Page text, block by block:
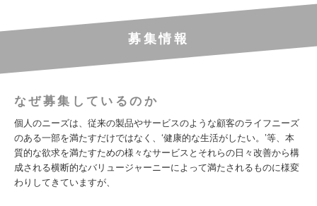
募集情報
なぜ募集しているのか
個人のニーズは、従来の製品やサービスのような顧客のライフニーズ
のある一部を満たすだけではなく、‘健康的な生活がしたい。’等、本
質的な欲求を満たすための様々なサービスとそれらの日々改善から構
成される横断的なバリュージャーニーによって満たされるものに様変
わりしてきていますが、